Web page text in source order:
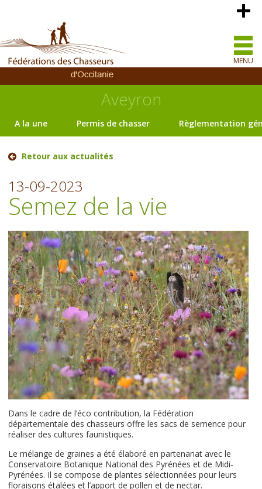
MENU
Aveyron
A la une Permis de chasser Règlementation
Retour aux actualités
13-09-2023
Semez de la vie
Dans le cadre de l’éco contribution, la Fédération
départementale des chasseurs offre les sacs de semence pour
réaliser des cultures faunistiques.
Le mélange de graines a été élaboré en partenariat avec le
Conservatoire Botanique National des Pyrénées et de Midi-
Pyrénées. Il se compose de plantes sélectionnées pour leurs
floraisons étalées et l’apport de pollen et de nectar.